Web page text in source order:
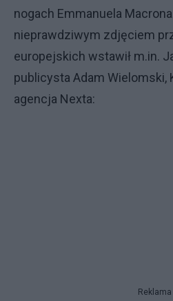
nogach Emmanuela
nieprawdziwym zdjęciem
europejskich wstawił m.in.
publicysta Adam Wielomski,
agencja Nexta:
Reklama